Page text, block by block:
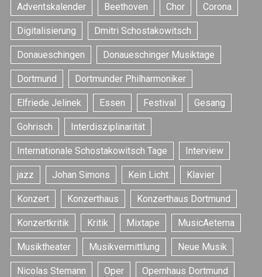
Adventskalender Beethoven Chor Corona
Digitalisierung Dmitri Schostakowitsch
Donaueschingen Donaueschinger Musiktage
Dortmund Dortmunder Philharmoniker
Elfriede Jelinek Essen Festival Gesang
Gohrisch Interdisziplinarität
Internationale Schostakowitsch Tage Interview
jazz Johan Simons Kein Licht Klavier
Konzert Konzerthaus Konzerthaus Dortmund
Konzertkritik Kritik Mixtape MusicAeterna
Musiktheater Musikvermittlung Neue Musik
Nicolas Stemann Oper Opernhaus Dortmund